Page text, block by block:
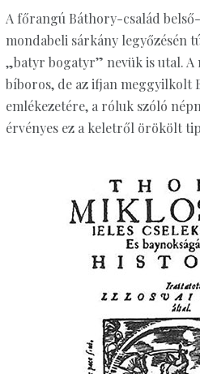
A főrangú Báthory-család
mondabeli sárkány legyőzésén
„batyr bogatyr” nevük is utal.
bíboros, de az ifjan meggyilkolt
emlékezetére, a róluk szóló
érvényes ez a keletről örökölt